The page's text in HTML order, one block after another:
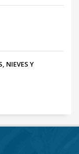
NIEVES Y